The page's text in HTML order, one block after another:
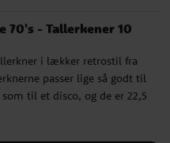
70's - Tallerkener 10
i lækker retrostil fra
passer lige så godt til
til et disco, og de er 22,5